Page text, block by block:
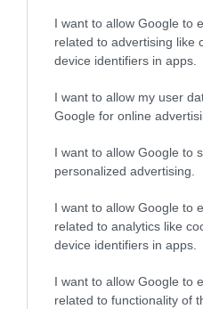
I want to allow Google to
related to advertising like
device identifiers in apps.
I want to allow my user
Google for online
I want to allow Google to
personalized advertising.
I want to allow Google to
related to analytics like
device identifiers in apps.
I want to allow Google to
related to functionality of